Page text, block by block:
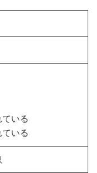
ている
ている